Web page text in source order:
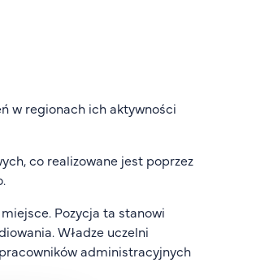
w regionach ich aktywności
co realizowane jest poprzez
miejsce. Pozycja ta stanowi
Władze uczelni
administracyjnych